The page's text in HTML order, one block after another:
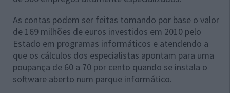
As contas podem ser feitas tomando por base o valor
de 169 milhões de euros investidos em 2010 pelo
Estado em programas informáticos e atendendo a
que os cálculos dos especialistas apontam para uma
poupança de 60 a 70 por cento quando se instala o
software aberto num parque informático.